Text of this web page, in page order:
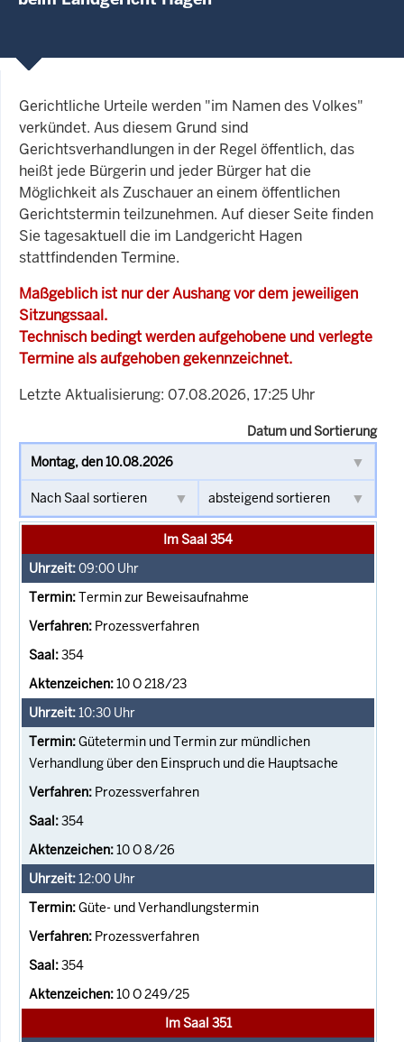
Gerichtliche Urteile werden "im Namen des Volkes"
verkündet. Aus diesem Grund sind
Gerichtsverhandlungen in der Regel öffentlich, das
heißt jede Bürgerin und jeder Bürger hat die
Möglichkeit als Zuschauer an einem öffentlichen
Gerichtstermin teilzunehmen. Auf dieser Seite finden
Sie tagesaktuell die im Landgericht Hagen
stattfindenden Termine.
Maßgeblich ist nur der Aushang vor dem jeweiligen
Sitzungssaal.
Technisch bedingt werden aufgehobene und verlegte
Termine als aufgehoben gekennzeichnet.
Letzte Aktualisierung: 07.08.2026, 17:25 Uhr
Datum und Sortierung
Im Saal 354
09:00 Uhr
Termin zur Beweisaufnahme
Prozessverfahren
354
10 O 218/23
10:30 Uhr
Gütetermin und Termin zur mündlichen
Verhandlung über den Einspruch und die Hauptsache
Prozessverfahren
354
10 O 8/26
12:00 Uhr
Güte- und Verhandlungstermin
Prozessverfahren
354
10 O 249/25
Im Saal 351